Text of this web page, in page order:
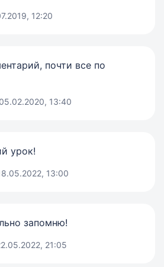
12:20
почти все по
05.02.2020, 13:40
урок!
13:00
запомню!
21:05